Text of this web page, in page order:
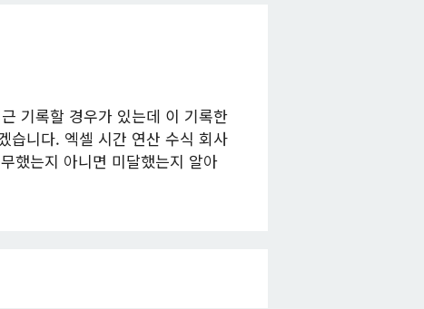
기록할 경우가 있는데 이 기록한
습니다. 엑셀 시간 연산 수식 회사
했는지 아니면 미달했는지 알아